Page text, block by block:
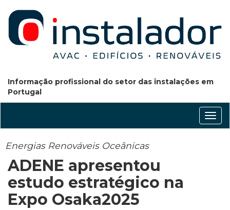
Informação profissional do setor das instalações em
Portugal
Energias Renováveis Oceânicas
ADENE apresentou
estudo estratégico na
Expo Osaka2025